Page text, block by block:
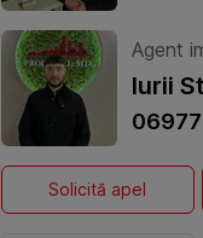
Agent
Iurii
Solicită apel